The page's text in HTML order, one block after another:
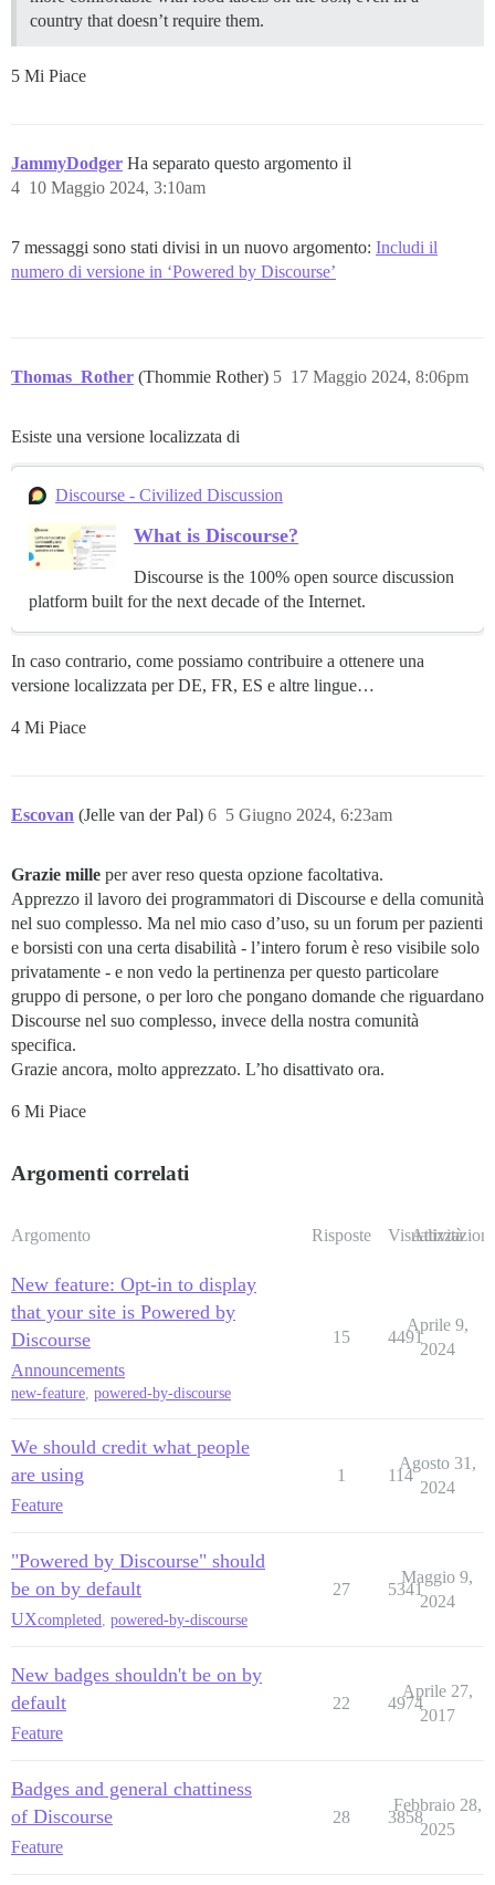
country that doesn’t require them.
5 Mi Piace
JammyDodger Ha separato questo argomento il
10 Maggio 2024, 3:10am
4
7 messaggi sono stati divisi in un nuovo argomento: Includi il
numero di versione in ‘Powered by Discourse’
Thomas_Rother (Thommie Rother) 17 Maggio 2024, 8:06pm
5
Esiste una versione localizzata di
Discourse - Civilized Discussion
What is Discourse?
Discourse is the 100% open source discussion
platform built for the next decade of the Internet.
In caso contrario, come possiamo contribuire a ottenere una
versione localizzata per DE, FR, ES e altre lingue…
4 Mi Piace
Escovan (Jelle van der Pal) 5 Giugno 2024, 6:23am
6
Grazie mille per aver reso questa opzione facoltativa.
Apprezzo il lavoro dei programmatori di Discourse e della comunità
nel suo complesso. Ma nel mio caso d’uso, su un forum per pazienti
e borsisti con una certa disabilità - l’intero forum è reso visibile solo
privatamente - e non vedo la pertinenza per questo particolare
gruppo di persone, o per loro che pongano domande che riguardano
Discourse nel suo complesso, invece della nostra comunità
specifica.
Grazie ancora, molto apprezzato. L’ho disattivato ora.
6 Mi Piace
Argomenti correlati
Argomento Risposte Visualizzazioni
Attività
New feature: Opt-in to display
that your site is Powered by
Discourse
Announcements
new-feature, powered-by-discourse
15 4491
Aprile 9,
2024
We should credit what people
are using
Feature
1 114
Agosto 31,
2024
"Powered by Discourse" should
be on by default
UXcompleted powered-by-discourse
27 5341
Maggio 9,
2024
New badges shouldn't be on by
default
Feature
22 4974
Aprile 27,
2017
Badges and general chattiness
of Discourse
Feature
28 3858
Febbraio 28,
2025